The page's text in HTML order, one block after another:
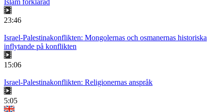
Islam förklarad
23:46
Israel-Palestinakonflikten: Mongolernas och osmanernas historiska
inflytande på konflikten
15:06
Israel-Palestinakonflikten: Religionernas anspråk
5:05